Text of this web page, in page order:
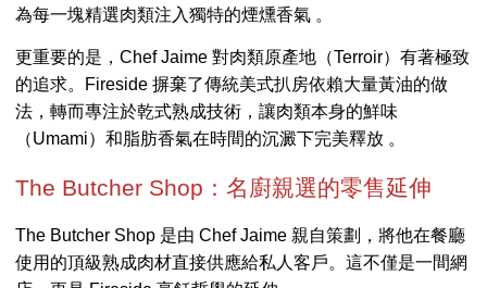
為每一塊精選肉類注入獨特的煙燻香氣 。
更重要的是，Chef Jaime 對肉類原產地（Terroir）有著極致
的追求。Fireside 摒棄了傳統美式扒房依賴大量黃油的做
法，轉而專注於乾式熟成技術，讓肉類本身的鮮味
（Umami）和脂肪香氣在時間的沉澱下完美釋放 。
The Butcher Shop：名廚親選的零售延伸
The Butcher Shop 是由 Chef Jaime 親自策劃，將他在餐廳
使用的頂級熟成肉材直接供應給私人客戶。這不僅是一間網